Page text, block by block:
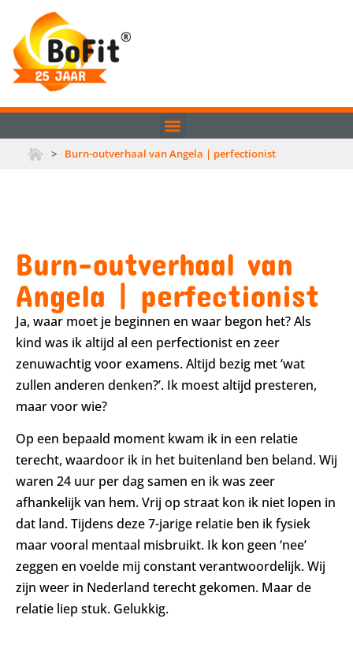
> Burn-outverhaal van Angela | perfectionist
Burn-outverhaal van
Angela | perfectionist
Ja, waar moet je beginnen en waar begon het? Als
kind was ik altijd al een perfectionist en zeer
zenuwachtig voor examens. Altijd bezig met ‘wat
zullen anderen denken?’. Ik moest altijd presteren,
maar voor wie?
Op een bepaald moment kwam ik in een relatie
terecht, waardoor ik in het buitenland ben beland. Wij
waren 24 uur per dag samen en ik was zeer
afhankelijk van hem. Vrij op straat kon ik niet lopen in
dat land. Tijdens deze 7-jarige relatie ben ik fysiek
maar vooral mentaal misbruikt. Ik kon geen ‘nee’
zeggen en voelde mij constant verantwoordelijk. Wij
zijn weer in Nederland terecht gekomen. Maar de
relatie liep stuk. Gelukkig.